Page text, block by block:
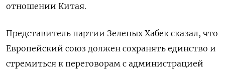
отношении Китая.
Представитель партии Зеленых Хабек сказал, что
Европейский союз должен сохранять единство и
стремиться к переговорам с администрацией